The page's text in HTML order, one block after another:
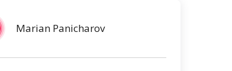
Marian Panicharov